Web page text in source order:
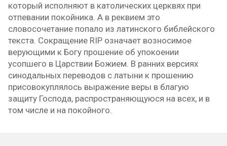
который исполняют в католических церквях при
отпевании покойника. А в реквием это
словосочетание попало из латинского библейского
текста. Сокращение RIP означает возносимое
верующими к Богу прошение об упокоении
усопшего в Царствии Божием. В ранних версиях
синодальных переводов с латыни к прошению
присовокуплялось выражение веры в благую
защиту Господа, распространяющуюся на всех, и в
том числе и на покойного.